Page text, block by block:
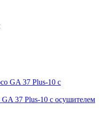
37 Plus-10 с осушителем